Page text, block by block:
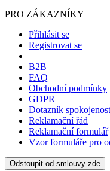
PRO ZÁKAZNÍKY
Přihlásit se
Registrovat se
B2B
FAQ
Obchodní podmínky
GDPR
Dotazník
Reklamační řád
Reklamační formulář
Vzor formuláře pro
Odstoupit od smlouvy zde